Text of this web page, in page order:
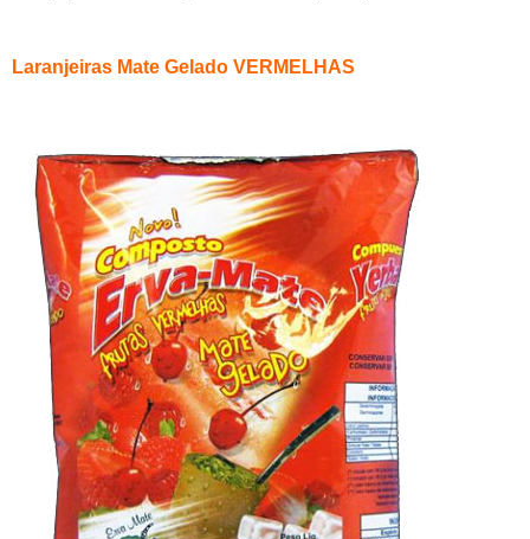
Laranjeiras Mate Gelado VERMELHAS